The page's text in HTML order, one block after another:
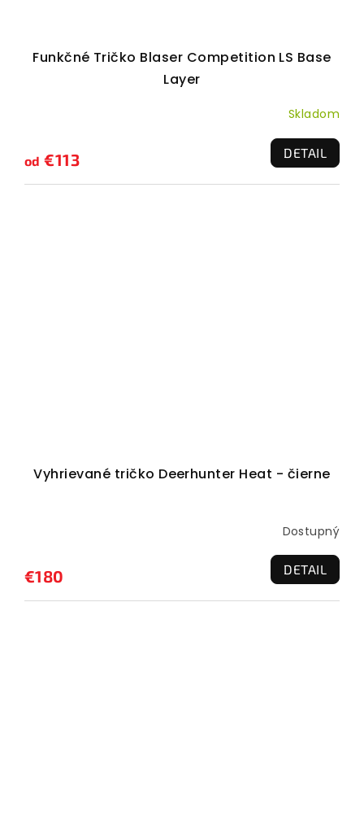
Funkčné Tričko Blaser Competition LS Base
Layer
Skladom
od €113 DETAIL
Vyhrievané tričko Deerhunter Heat - čierne
Dostupný
€180 DETAIL